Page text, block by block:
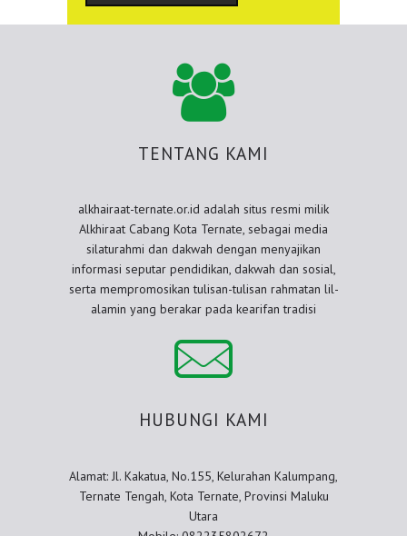
TENTANG KAMI
alkhairaat-ternate.or.id adalah situs resmi milik
Alkhiraat Cabang Kota Ternate, sebagai media
silaturahmi dan dakwah dengan menyajikan
informasi seputar pendidikan, dakwah dan sosial,
serta mempromosikan tulisan-tulisan rahmatan lil-
alamin yang berakar pada kearifan tradisi
HUBUNGI KAMI
Alamat: Jl. Kakatua, No.155, Kelurahan Kalumpang,
Ternate Tengah, Kota Ternate, Provinsi Maluku
Utara